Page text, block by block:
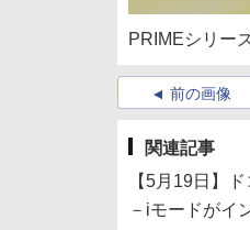
PRIMEシリー
前の画像
関連記事
【5月19日】
－iモードがイ